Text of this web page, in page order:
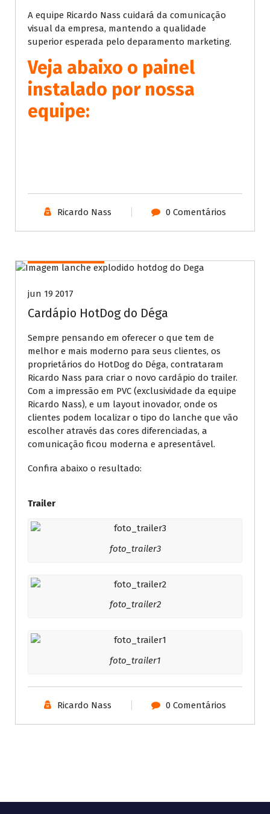
A equipe Ricardo Nass cuidará da comunicação
visual da empresa, mantendo a qualidade
superior esperada pelo deparamento marketing.
Veja abaixo o painel
instalado por nossa
equipe:
Ricardo Nass 0 Comentários
jun 19 2017
Cardápio HotDog do Déga
Sempre pensando em oferecer o que tem de
melhor e mais moderno para seus clientes, os
proprietários do HotDog do Déga, contrataram
Ricardo Nass para criar o novo cardápio do trailer.
Com a impressão em PVC (exclusividade da equipe
Ricardo Nass), e um layout inovador, onde os
clientes podem localizar o tipo do lanche que vão
escolher através das cores diferenciadas, a
comunicação ficou moderna e apresentável.
Confira abaixo o resultado:
Trailer
foto_trailer3
foto_trailer2
foto_trailer1
Ricardo Nass 0 Comentários